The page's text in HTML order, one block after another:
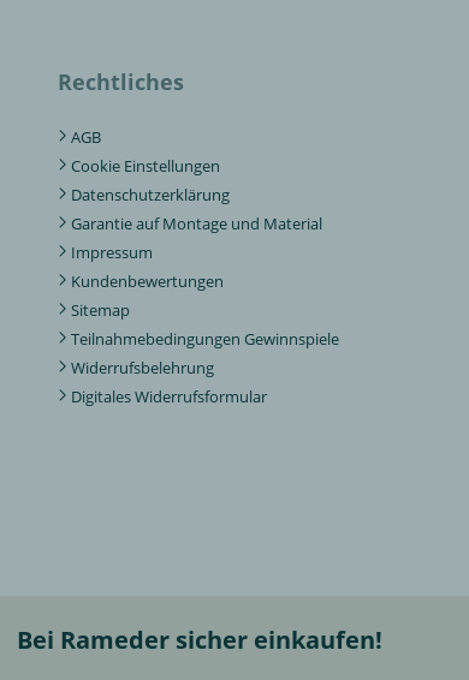
Rechtliches
AGB
Cookie Einstellungen
Datenschutzerklärung
Garantie auf Montage und Material
Impressum
Kundenbewertungen
Sitemap
Teilnahmebedingungen Gewinnspiele
Widerrufsbelehrung
Digitales Widerrufsformular
Bei Rameder sicher einkaufen!